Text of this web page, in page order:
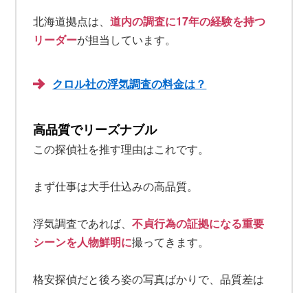
北海道拠点は、道内の調査に17年の経験を持つ
リーダーが担当しています。
クロル社の浮気調査の料金は？
高品質でリーズナブル
この探偵社を推す理由はこれです。
まず仕事は大手仕込みの高品質。
浮気調査であれば、不貞行為の証拠になる重要
シーンを人物鮮明に撮ってきます。
格安探偵だと後ろ姿の写真ばかりで、品質差は